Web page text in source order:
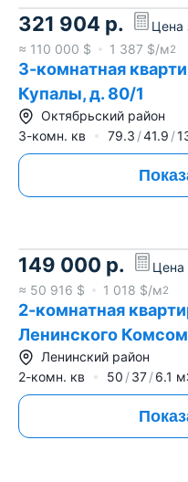
321 904 р. Цена
≈ 110 000 $ 1 387 $/м2
3-комнатная
Купалы, д. 80/1
Октябрьский район
3-комн. кв
79.3 41.9
149 000 р. Цена
≈ 50 916 $ 1 018 $/м2
2-комнатная
Ленинского
Ленинский район
2-комн. кв
50 37 6.1 м